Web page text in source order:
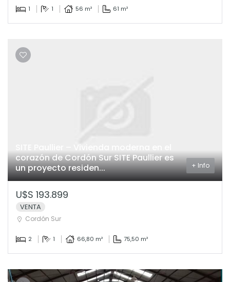
1 1 56 m² 61 m²
SITE Paullier – Vivienda moderna en el
corazón de Cordón Sur SITE Paullier es
un proyecto residen...
+ Info
U$S 193.899
VENTA
Cordón Sur
2 1 66,80 m² 75,50 m²